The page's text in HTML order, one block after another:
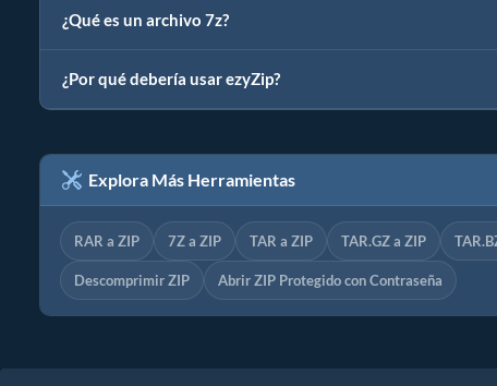
¿Qué es un archivo 7z?
¿Por qué debería usar ezyZip?
Explora Más Herramientas
RAR a ZIP 7Z a ZIP TAR a ZIP TAR.GZ a ZIP
Descomprimir ZIP Abrir ZIP Protegido con Contraseña